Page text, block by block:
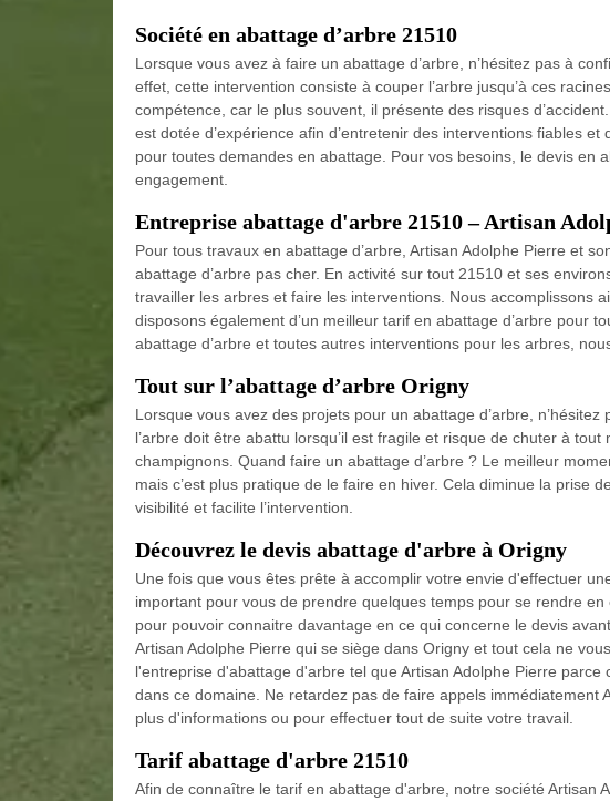
Société en abattage d’arbre 21510
Lorsque vous avez à faire un abattage d’arbre, n’hésitez pas à
effet, cette intervention consiste à couper l’arbre jusqu’à ces
compétence, car le plus souvent, il présente des risques
est dotée d’expérience afin d’entretenir des interventions fiables
pour toutes demandes en abattage. Pour vos besoins, le devis en
engagement.
Entreprise abattage d'arbre 21510 – Artisan
Pour tous travaux en abattage d’arbre, Artisan Adolphe Pierre et
abattage d’arbre pas cher. En activité sur tout 21510 et ses
travailler les arbres et faire les interventions. Nous accomplissons
disposons également d’un meilleur tarif en abattage d’arbre pour
abattage d’arbre et toutes autres interventions pour les arbres,
Tout sur l’abattage d’arbre Origny
Lorsque vous avez des projets pour un abattage d’arbre,
l’arbre doit être abattu lorsqu’il est fragile et risque de chuter à
champignons. Quand faire un abattage d’arbre ? Le meilleur
mais c’est plus pratique de le faire en hiver. Cela diminue la prise
visibilité et facilite l’intervention.
Découvrez le devis abattage d'arbre à Origny
Une fois que vous êtes prête à accomplir votre envie d'effectuer
important pour vous de prendre quelques temps pour se rendre
pour pouvoir connaitre davantage en ce qui concerne le devis
Artisan Adolphe Pierre qui se siège dans Origny et tout cela ne
l'entreprise d'abattage d'arbre tel que Artisan Adolphe Pierre
dans ce domaine. Ne retardez pas de faire appels immédiatement
plus d'informations ou pour effectuer tout de suite votre travail.
Tarif abattage d'arbre 21510
Afin de connaître le tarif en abattage d'arbre, notre société Artisan